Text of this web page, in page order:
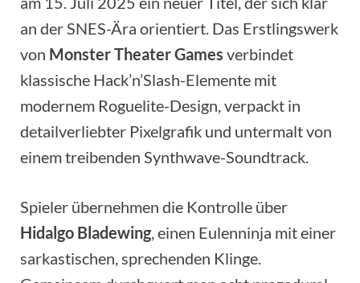
an der SNES-Ära orientiert. Das Erstlingswerk
von Monster Theater Games verbindet
klassische Hack’n’Slash-Elemente mit
modernem Roguelite-Design, verpackt in
detailverliebter Pixelgrafik und untermalt von
einem treibenden Synthwave-Soundtrack.
Spieler übernehmen die Kontrolle über
Hidalgo Bladewing, einen Eulenninja mit einer
sarkastischen, sprechenden Klinge.